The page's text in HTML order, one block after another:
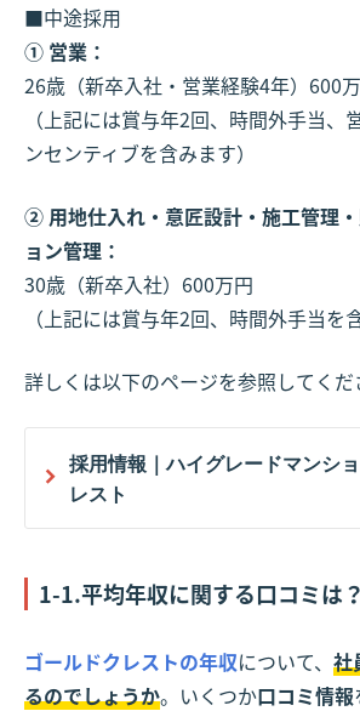
■中途採用
① 営業：
26歳（新卒入社・営業経験4年）600
（上記には賞与年2回、時間外手当、
ンセンティブを含みます）
② 用地仕入れ・意匠設計・施工管理
ョン管理：
30歳（新卒入社）600万円
（上記には賞与年2回、時間外手当を
詳しくは以下のページを参照してくだ
採用情報｜ハイグレードマンシ
レスト
1-1.平均年収に関する口コミは？
ゴールドクレストの年収について、 社
るのでしょうか。いくつか口コミ情報